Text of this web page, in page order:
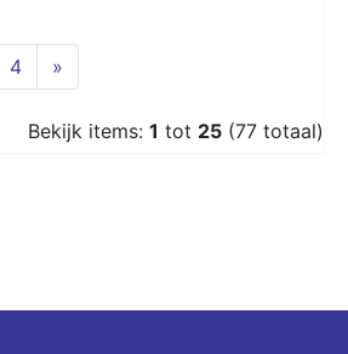
4 »
Bekijk items: 1 tot 25 (77 totaal)